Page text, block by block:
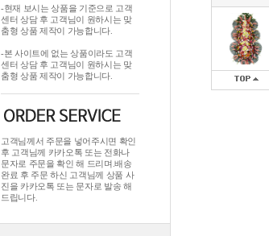
-현재 보시는 상품을 기준으로 고객
센터 상담 후 고객님이 원하시는 맞
춤형 상품 제작이 가능합니다.
-본 사이트에 없는 상품이라도 고객
센터 상담 후 고객님이 원하시는 맞
춤형 상품 제작이 가능합니다.
고객님께서 주문을 넣어주시면 확인
후 고객님께 카카오톡 또는 전화나
문자로 주문을 확인 해 드리며.배송
완료 후 주문 하신 고객님께 상품 사
진을 카카오톡 또는 문자로 발송 해
드립니다.